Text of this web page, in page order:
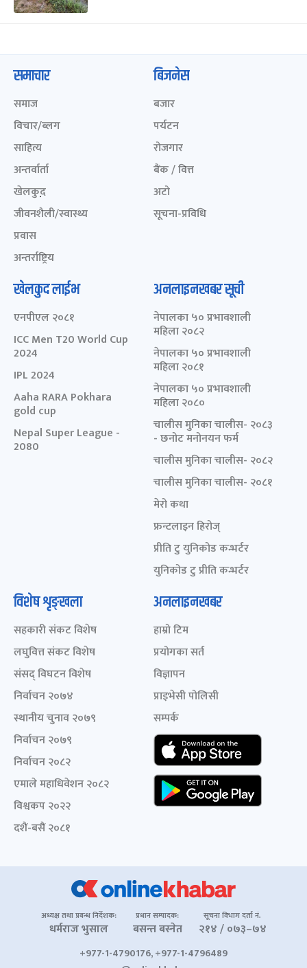
समाचार
समाज
विचार/ब्लग
साहित्य
अन्तर्वार्ता
खेलकुद़़
जीवनशैली/स्वास्थ्य
प्रवास
अन्तर्राष्ट्रिय
बिजनेस
बजार
पर्यटन
रोजगार
बैंक / वित्त
अटो
सूचना-प्रविधि
खेलकुद लाईभ
एनपीएल २०८१
ICC Men T20 World Cup
2024
IPL 2024
Aaha RARA Pokhara
gold cup
Nepal Super League -
2080
अनलाइनखबर सूची
नेपालका ५० प्रभावशाली
महिला २०८२
नेपालका ५० प्रभावशाली
महिला २०८१
नेपालका ५० प्रभावशाली
महिला २०८०
चालीस मुनिका चालीस- २०८३
- छनोट मनोनयन फर्म
चालीस मुनिका चालीस- २०८२
चालीस मुनिका चालीस- २०८१
मेरो कथा
फ्रन्टलाइन हिरोज्
प्रीति टु युनिकोड कन्भर्टर
युनिकोड टु प्रीति कन्भर्टर
विशेष शृङ्खला
सहकारी संकट विशेष
लघुवित्त संकट विशेष
संसद् विघटन विशेष
निर्वाचन २०७४
स्थानीय चुनाव २०७९
निर्वाचन २०७९
निर्वाचन २०८२
एमाले महाधिवेशन २०८२
विश्वकप २०२२
दशैं-बसैं २०८१
अनलाइनखबर
हाम्रो टिम
प्रयोगका सर्त
विज्ञापन
प्राइभेसी पोलिसी
सम्पर्क
अध्यक्ष तथा प्रबन्ध निर्देशक:
धर्मराज भुसाल
प्रधान सम्पादक:
बसन्त बस्नेत
सूचना विभाग दर्ता नं.
२१४ / ०७३–७४
+977-1-4790176, +977-1-4796489